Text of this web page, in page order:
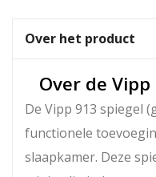
Over het product
Over de
De Vipp 913 spiegel
functionele
slaapkamer. Deze